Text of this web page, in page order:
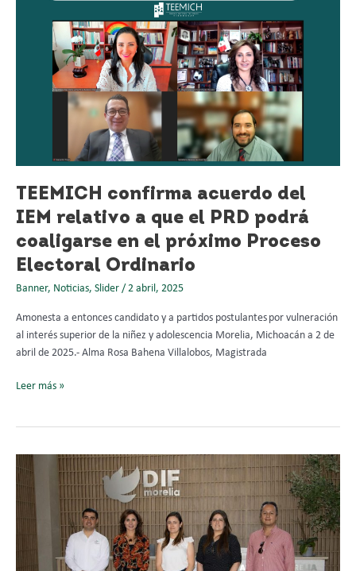
TEEMICH confirma acuerdo del
IEM relativo a que el PRD podrá
coaligarse en el próximo Proceso
Electoral Ordinario
Banner, Noticias, Slider / 2 abril, 2025
Amonesta a entonces candidato y a partidos postulantes por vulneración
al interés superior de la niñez y adolescencia Morelia, Michoacán a 2 de
abril de 2025.- Alma Rosa Bahena Villalobos, Magistrada
podrá
coaligarse
en
el
próximo
Electoral
Ordinario
Leer más »